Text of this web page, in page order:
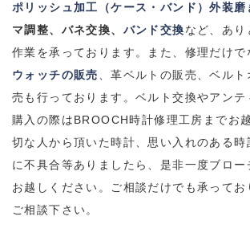
ポリッシュ加工（ケース・バンド）外装磨
マ調整、バネ交換、 バンド交換など、あり
作業を承っております。
また、修理だけで
ウォッチの販売
、革ベルトの販売、ベル
売も行っております。 ベルト交換やアンテ
購入の際はBROOCH時計修理工房までお
切な人から頂いた時計、思い入れのある時
に不具合等ありましたら、是非一度ブロー
お越しください。
ご相談だけでも承ってお
ご相談下さい。